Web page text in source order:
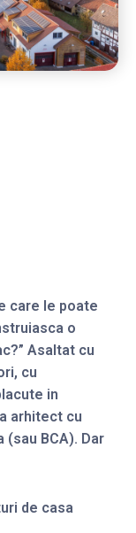
care le poate
o
Asaltat cu
cu
in
arhitect cu
(sau BCA). Dar
de casa